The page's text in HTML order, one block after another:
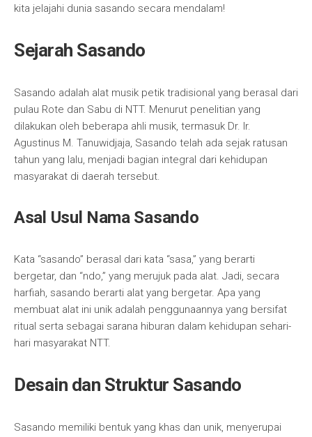
kita jelajahi dunia sasando secara mendalam!
Sejarah Sasando
Sasando adalah alat musik petik tradisional yang berasal dari
pulau Rote dan Sabu di NTT. Menurut penelitian yang
dilakukan oleh beberapa ahli musik, termasuk Dr. Ir.
Agustinus M. Tanuwidjaja, Sasando telah ada sejak ratusan
tahun yang lalu, menjadi bagian integral dari kehidupan
masyarakat di daerah tersebut.
Asal Usul Nama Sasando
Kata “sasando” berasal dari kata “sasa,” yang berarti
bergetar, dan “ndo,” yang merujuk pada alat. Jadi, secara
harfiah, sasando berarti alat yang bergetar. Apa yang
membuat alat ini unik adalah penggunaannya yang bersifat
ritual serta sebagai sarana hiburan dalam kehidupan sehari-
hari masyarakat NTT.
Desain dan Struktur Sasando
Sasando memiliki bentuk yang khas dan unik, menyerupai